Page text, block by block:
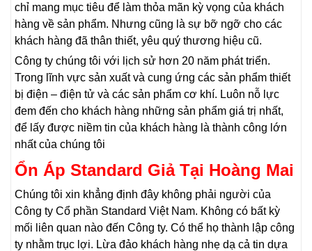
chỉ mang mục tiêu để làm thỏa mãn kỳ vọng của khách
hàng về sản phẩm. Nhưng cũng là sự bỡ ngỡ cho các
khách hàng đã thân thiết, yêu quý thương hiệu cũ.
Công ty chúng tôi với lịch sử hơn 20 năm phát triển.
Trong lĩnh vực sản xuất và cung ứng các sản phẩm thiết
bị điện – điện tử và các sản phẩm cơ khí. Luôn nỗ lực
đem đến cho khách hàng những sản phẩm giá trị nhất,
để lấy được niềm tin của khách hàng là thành công lớn
nhất của chúng tôi
Ổn Áp Standard Giả Tại Hoàng Mai
Chúng tôi xin khẳng định đây không phải người của
Công ty Cổ phần Standard Việt Nam. Không có bất kỳ
mối liên quan nào đến Công ty. Có thể họ thành lập công
ty nhằm trục lợi. Lừa đảo khách hàng nhẹ dạ cả tin dựa